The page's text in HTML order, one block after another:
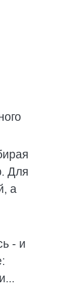
Для
а
- и